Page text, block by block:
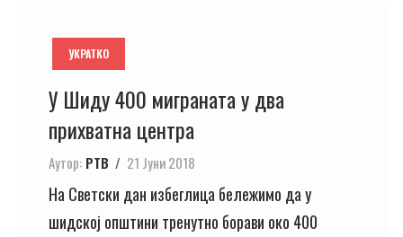
УКРАТКО
У Шиду 400 миграната у два
прихватна центра
Аутор: РТВ 21 Јуни 2018
На Светски дан избеглица бележимо да у
шидској општини тренутно борави око 400